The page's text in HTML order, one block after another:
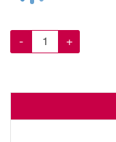
- +